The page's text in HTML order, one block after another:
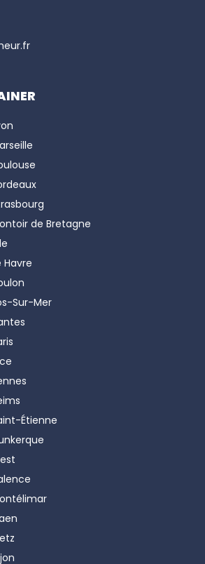
et phonique de qualité, des
des installations
module est pensé pour
travail agréable et
aménagés bureau et
de bureau container clés en
aménagé bureau
CFC propose des solutions qui
usage :
, idéals pour créer un petit
une cabine technique.
pieds
un espace commercial, une
un bureau collectif.
être combiné, juxtaposé ou
facilement l’espace
est tout aussi importante :
ouverts, zones dédiées,
est pensé pour créer un
aligné avec les
de Bretagne
Havre
Sur-Mer
Étienne